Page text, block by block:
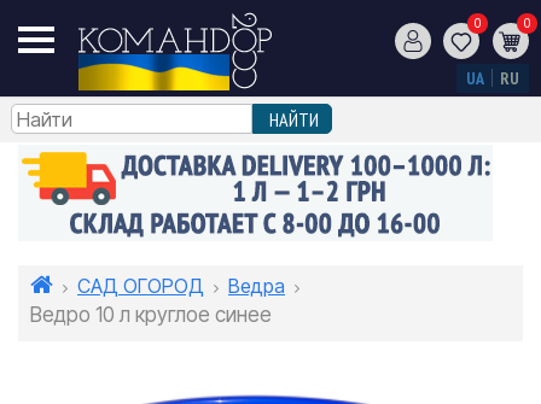
0 0
UA RU
САД ОГОРОД
Ведра
Ведро 10 л круглое синее